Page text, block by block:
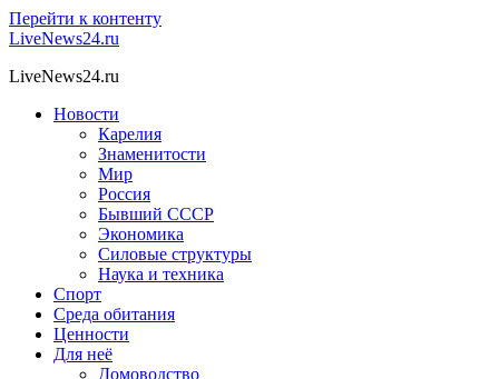
Перейти к контенту
LiveNews24.ru
LiveNews24.ru
Новости
Карелия
Знаменитости
Мир
Россия
Бывший СССР
Экономика
Силовые структуры
Наука и техника
Спорт
Среда обитания
Ценности
Для неё
Домоводство